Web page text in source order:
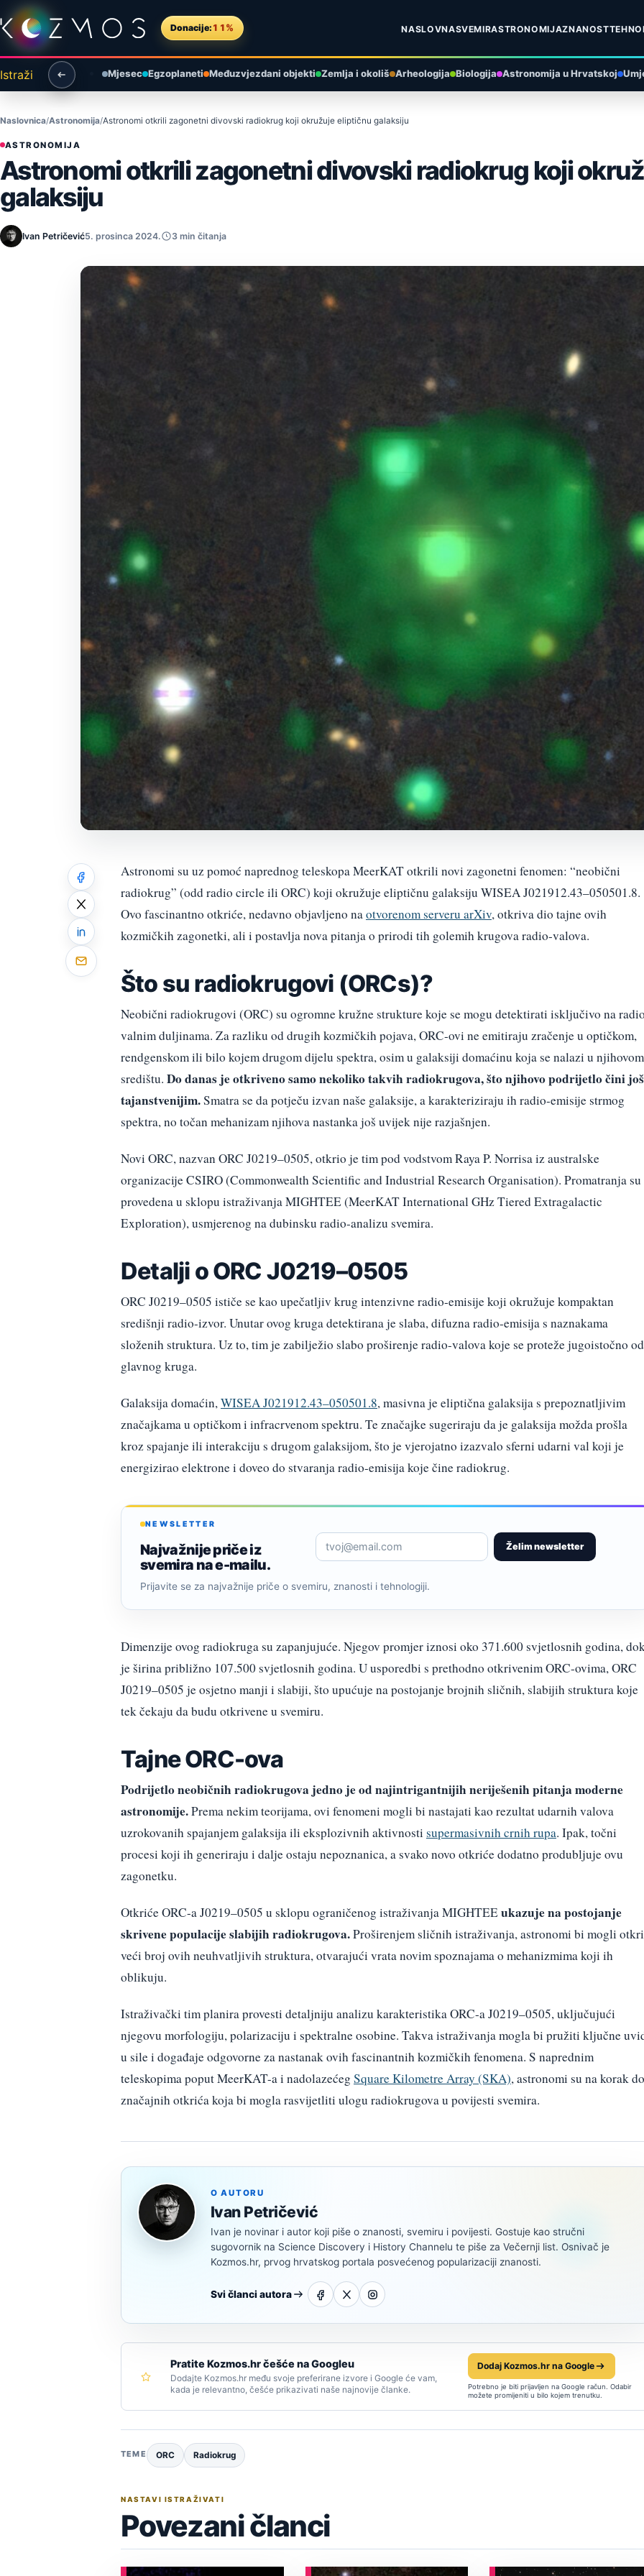
Preskoči na sadržaj
Donacije: 11% NASLOVNASVEMIRASTRONOMIJAZNANOST
Istraži Mjesec Egzoplaneti Međuzvjezdani objekti Zemlja i okoliš Arheologija Biologija Astronomija u Hrvatskoj
Naslovnica Astronomija Astronomi otkrili zagonetni divovski radiokrug koji okružuje eliptičnu galaksiju
ASTRONOMIJA
Astronomi otkrili zagonetni divovski radiokrug koji
galaksiju
Ivan Petričević5. prosinca 2024. 3 min čitanja
Astronomi su uz pomoć naprednog teleskopa MeerKAT otkrili novi zagonetni fenomen: “neobični
radiokrug” (odd radio circle ili ORC) koji okružuje eliptičnu galaksiju WISEA J021912.43–050501.8.
Ovo fascinantno otkriće, nedavno objavljeno naotvorenom serveru arXiv, otkriva dio tajne ovih
kozmičkih zagonetki, ali i postavlja nova pitanja o prirodi tih golemih krugova radio-valova.
Što su radiokrugovi (ORCs)?
Neobični radiokrugovi (ORC) su ogromne kružne strukture koje se mogu detektirati isključivo na
valnim duljinama. Za razliku od drugih kozmičkih pojava, ORC-ovi ne emitiraju zračenje u optičkom,
rendgenskom ili bilo kojem drugom dijelu spektra, osim u galaksiji domaćinu koja se nalazi u njihovom
središtu. Do danas je otkriveno samo nekoliko takvih radiokrugova, što njihovo podrijetlo čini još
tajanstvenijim.Smatra se da potječu izvan naše galaksije, a karakteriziraju ih radio-emisije strmog
spektra, no točan mehanizam njihova nastanka još uvijek nije razjašnjen.
Novi ORC, nazvan ORC J0219–0505, otkrio je tim pod vodstvom Raya P. Norrisa iz australske
organizacije CSIRO (Commonwealth Scientific and Industrial Research Organisation). Promatranja su
provedena u sklopu istraživanja MIGHTEE (MeerKAT International GHz Tiered Extragalactic
Exploration), usmjerenog na dubinsku radio-analizu svemira.
Detalji o ORC J0219–0505
ORC J0219–0505 ističe se kao upečatljiv krug intenzivne radio-emisije koji okružuje kompaktan
središnji radio-izvor. Unutar ovog kruga detektirana je slaba, difuzna radio-emisija s naznakama
složenih struktura. Uz to, tim je zabilježio slabo proširenje radio-valova koje se proteže jugoistočno od
glavnog kruga.
Galaksija domaćin,WISEA J021912.43–050501.8, masivna je eliptična galaksija s prepoznatljivim
značajkama u optičkom i infracrvenom spektru. Te značajke sugeriraju da je galaksija možda prošla
kroz spajanje ili interakciju s drugom galaksijom, što je vjerojatno izazvalo sferni udarni val koji je
energizirao elektrone i doveo do stvaranja radio-emisija koje čine radiokrug.
NEWSLETTER
Najvažnije priče iz
svemira na e-mailu.
Želim newsletter
Prijavite se za najvažnije priče o svemiru, znanosti i tehnologiji.
Dimenzije ovog radiokruga su zapanjujuće. Njegov promjer iznosi oko 371.600 svjetlosnih godina,
je širina približno 107.500 svjetlosnih godina. U usporedbi s prethodno otkrivenim ORC-ovima, ORC
J0219–0505 je osjetno manji i slabiji, što upućuje na postojanje brojnih sličnih, slabijih struktura koje
tek čekaju da budu otkrivene u svemiru.
Tajne ORC-ova
Podrijetlo neobičnih radiokrugova jedno je od najintrigantnijih neriješenih pitanja moderne
astronomije.Prema nekim teorijama, ovi fenomeni mogli bi nastajati kao rezultat udarnih valova
uzrokovanih spajanjem galaksija ili eksplozivnih aktivnosti supermasivnih crnih rupa. Ipak, točni
procesi koji ih generiraju i dalje ostaju nepoznanica, a svako novo otkriće dodatno produbljuje ovu
zagonetku.
Otkriće ORC-a J0219–0505 u sklopu ograničenog istraživanja MIGHTEEukazuje na postojanje
skrivene populacije slabijih radiokrugova.Proširenjem sličnih istraživanja, astronomi bi mogli
veći broj ovih neuhvatljivih struktura, otvarajući vrata novim spoznajama o mehanizmima koji ih
oblikuju.
Istraživački tim planira provesti detaljniju analizu karakteristika ORC-a J0219–0505, uključujući
njegovu morfologiju, polarizaciju i spektralne osobine. Takva istraživanja mogla bi pružiti ključne
u sile i događaje odgovorne za nastanak ovih fascinantnih kozmičkih fenomena. S naprednim
teleskopima poput MeerKAT-a i nadolazećeg Square Kilometre Array (SKA), astronomi su na korak do
značajnih otkrića koja bi mogla rasvijetliti ulogu radiokrugova u povijesti svemira.
O AUTORU
Ivan Petričević
Ivan je novinar i autor koji piše o znanosti, svemiru i povijesti. Gostuje kao stručni
sugovornik na Science Discovery i History Channelu te piše za Večernji list. Osnivač je
Kozmos.hr, prvog hrvatskog portala posvećenog popularizaciji znanosti.
Svi članci autora
Pratite Kozmos.hr češće na Googleu
Dodajte Kozmos.hr među svoje preferirane izvore i Google će vam,
kada je relevantno, češće prikazivati naše najnovije članke.
Dodaj Kozmos.hr na Google
Potrebno je biti prijavljen na Google račun. Odabir
možete promijeniti u bilo kojem trenutku.
TEME ORC Radiokrug
NASTAVI ISTRAŽIVATI
Povezani članci